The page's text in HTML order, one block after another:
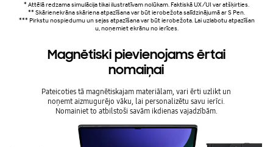
* Attēlā redzama simulācija tikai ilustratīvam nolūkam. Faktiskā UX/UI var atšķirties.
** Skārienekrāna skāriena atpazīšana var būt ierobežota salīdzinājumā ar S Pen.
*** Pirkstu nospiedumu un sejas atpazīšana var būt ierobežota. Lai uzlabotu atpazīšan
u, noņemiet ekrānu no ierīces.
Magnētiski pievienojams ērtai
nomaiņai
Pateicoties tā magnētiskajam materiālam, vari ērti uzlikt un
noņemt aizmugurējo vāku, lai personalizētu savu ierīci.
Nomainiet to atbilstoši savām ikdienas vajadzībām.